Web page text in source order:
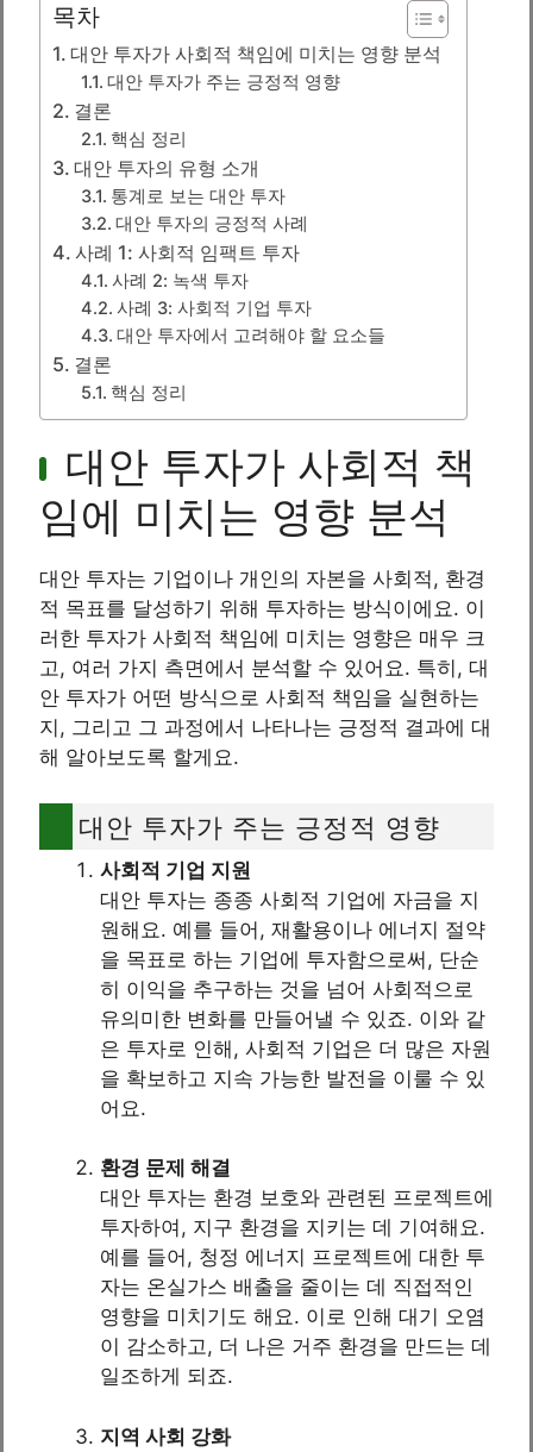
목차
대안 투자가 사회적 책임에 미치는 영향 분석
대안 투자가 주는 긍정적 영향
결론
핵심 정리
대안 투자의 유형 소개
통계로 보는 대안 투자
대안 투자의 긍정적 사례
사례 1: 사회적 임팩트 투자
사례 2: 녹색 투자
사례 3: 사회적 기업 투자
대안 투자에서 고려해야 할 요소들
결론
핵심 정리
대안 투자가 사회적 책
임에 미치는 영향 분석
대안 투자는 기업이나 개인의 자본을 사회적, 환경
적 목표를 달성하기 위해 투자하는 방식이에요. 이
러한 투자가 사회적 책임에 미치는 영향은 매우 크
고, 여러 가지 측면에서 분석할 수 있어요. 특히, 대
안 투자가 어떤 방식으로 사회적 책임을 실현하는
지, 그리고 그 과정에서 나타나는 긍정적 결과에 대
해 알아보도록 할게요.
대안 투자가 주는 긍정적 영향
사회적 기업 지원
대안 투자는 종종 사회적 기업에 자금을 지
원해요. 예를 들어, 재활용이나 에너지 절약
을 목표로 하는 기업에 투자함으로써, 단순
히 이익을 추구하는 것을 넘어 사회적으로
유의미한 변화를 만들어낼 수 있죠. 이와 같
은 투자로 인해, 사회적 기업은 더 많은 자원
을 확보하고 지속 가능한 발전을 이룰 수 있
어요.
환경 문제 해결
대안 투자는 환경 보호와 관련된 프로젝트에
투자하여, 지구 환경을 지키는 데 기여해요.
예를 들어, 청정 에너지 프로젝트에 대한 투
자는 온실가스 배출을 줄이는 데 직접적인
영향을 미치기도 해요. 이로 인해 대기 오염
이 감소하고, 더 나은 거주 환경을 만드는 데
일조하게 되죠.
지역 사회 강화